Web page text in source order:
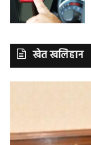
खेत खलिहान